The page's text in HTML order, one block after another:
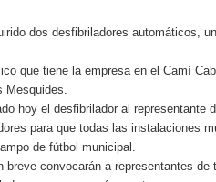
dos desfibriladores automáticos,
que tiene la empresa en el Camí
Mesquides.
hoy el desfibrilador al
para que todas las instalaciones
de fútbol municipal.
breve convocarán a representantes